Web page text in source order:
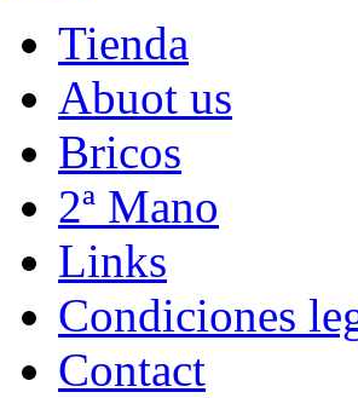
Tienda
Abuot us
Bricos
2ª Mano
Links
Condiciones
Contact